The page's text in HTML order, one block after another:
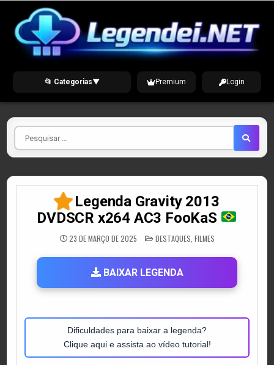
content
📂 Categorias▼ Premium Login
Pesquisar
por
Legenda Gravity 2013
DVDSCR x264 AC3 FooKaS
23 DE MARÇO DE 2025 POSTED
IN
DESTAQUES FILMES
BAIXAR LEGENDA
Dificuldades para baixar a legenda?
Clique aqui e assista ao vídeo tutorial!